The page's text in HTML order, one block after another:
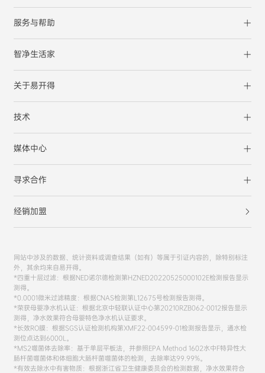
服务与帮助
智净生活家
关于易开得
技术
媒体中心
寻求合作
经销加盟
网站中涉及的数据、统计资料或调查结果（如有）等属于引证内容的，除特别标注
外，其余均来自易开得。
*四重十层过滤：根据NED诺尔德检测第HZNED20220525000102E检测报告显示
测得。
*0.0001微米过滤精度：根据CNAS检测第L12675号检测报告测得。
*荣获母婴净水机认证：根据北京中轻联认证中心第20210RZB062-0012报告显示
测得，净水效果符合母婴特色净水机认证要求。
*长效RO膜：根据SGS认证检测机构第XMF22-004599-01检测报告显示，通水检
测位点达到6000L。
*MS2噬菌体去除率：基于单层平板法，并参照EPA Method 1602水中F特异性大
肠杆菌噬菌体和体细胞大肠杆菌噬菌体的检测，去除率达99.99%。
*有效去除水中有害物质：根据浙江省卫生健康委员会的检测数据，净水效果符合